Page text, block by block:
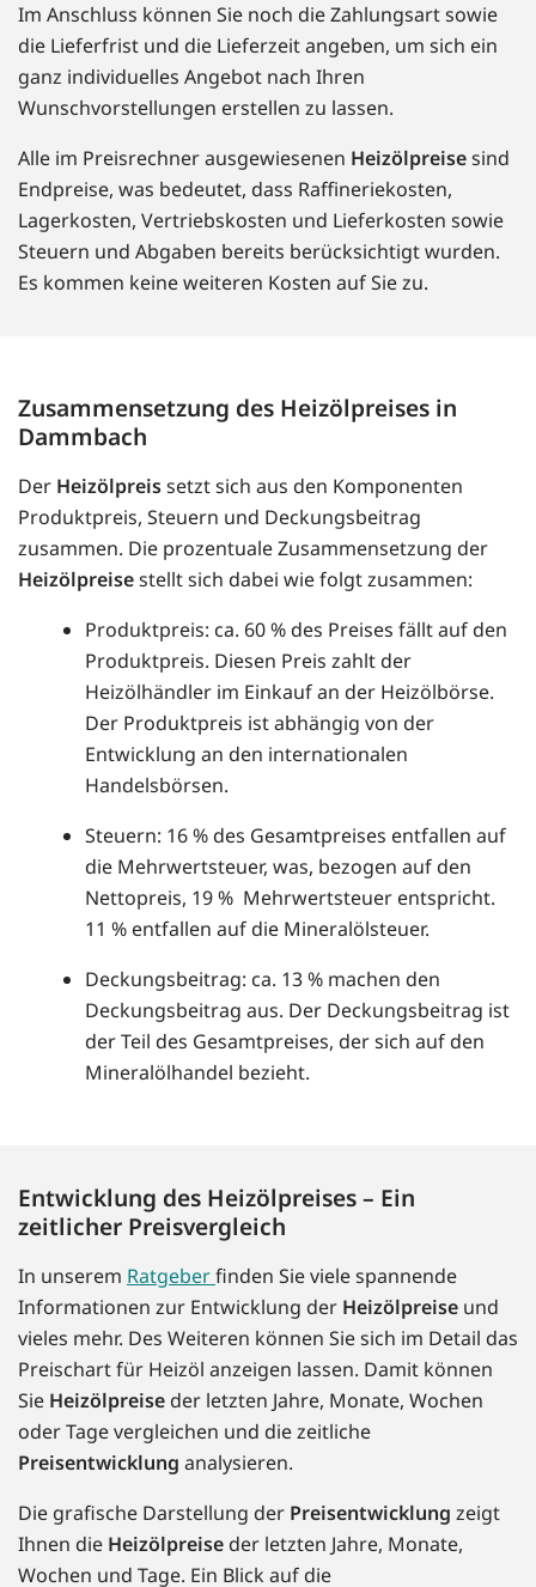
Im Anschluss können Sie noch die Zahlungsart sowie
die Lieferfrist und die Lieferzeit angeben, um sich ein
ganz individuelles Angebot nach Ihren
Wunschvorstellungen erstellen zu lassen.
Alle im Preisrechner ausgewiesenen Heizölpreisesind
Endpreise, was bedeutet, dass Raffineriekosten,
Lagerkosten, Vertriebskosten und Lieferkosten sowie
Steuern und Abgaben bereits berücksichtigt wurden.
Es kommen keine weiteren Kosten auf Sie zu.
Zusammensetzung des Heizölpreises in
Dammbach
Der Heizölpreissetzt sich aus den Komponenten
Produktpreis, Steuern und Deckungsbeitrag
zusammen. Die prozentuale Zusammensetzung der
Heizölpreisestellt sich dabei wie folgt zusammen:
Produktpreis: ca. 60 % des Preises fällt auf den
Produktpreis. Diesen Preis zahlt der
Heizölhändler im Einkauf an der Heizölbörse.
Der Produktpreis ist abhängig von der
Entwicklung an den internationalen
Handelsbörsen.
Steuern: 16 % des Gesamtpreises entfallen auf
die Mehrwertsteuer, was, bezogen auf den
Nettopreis, 19 % Mehrwertsteuer entspricht.
11 % entfallen auf die Mineralölsteuer.
Deckungsbeitrag: ca. 13 % machen den
Deckungsbeitrag aus. Der Deckungsbeitrag ist
der Teil des Gesamtpreises, der sich auf den
Mineralölhandel bezieht.
Entwicklung des Heizölpreises – Ein
zeitlicher Preisvergleich
In unserem Ratgeberfinden Sie viele spannende
Informationen zur Entwicklung der Heizölpreise und
vieles mehr. Des Weiteren können Sie sich im Detail das
Preischart für Heizöl anzeigen lassen. Damit können
Sie Heizölpreise der letzten Jahre, Monate, Wochen
oder Tage vergleichen und die zeitliche
Preisentwicklung analysieren.
Die grafische Darstellung der Preisentwicklung zeigt
Ihnen die Heizölpreise der letzten Jahre, Monate,
Wochen und Tage. Ein Blick auf die